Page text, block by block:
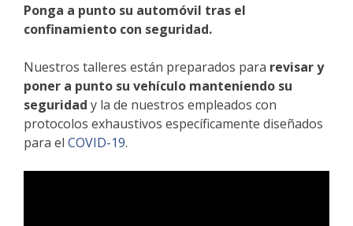
Ponga a punto su automóvil tras el
confinamiento con seguridad.
Nuestros talleres están preparados para revisar y
poner a punto su vehículo manteniendo su
seguridad y la de nuestros empleados con
protocolos exhaustivos específicamente diseñados
para el COVID-19.